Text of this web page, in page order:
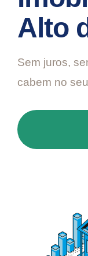
Alto
Sem juros,
cabem no